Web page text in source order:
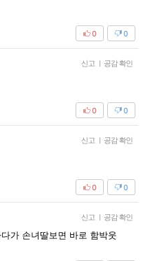
0
0
신고 | 공감 확인
0
0
신고 | 공감 확인
0
0
신고 | 공감 확인
가 손녀딸보면 바로 함박웃